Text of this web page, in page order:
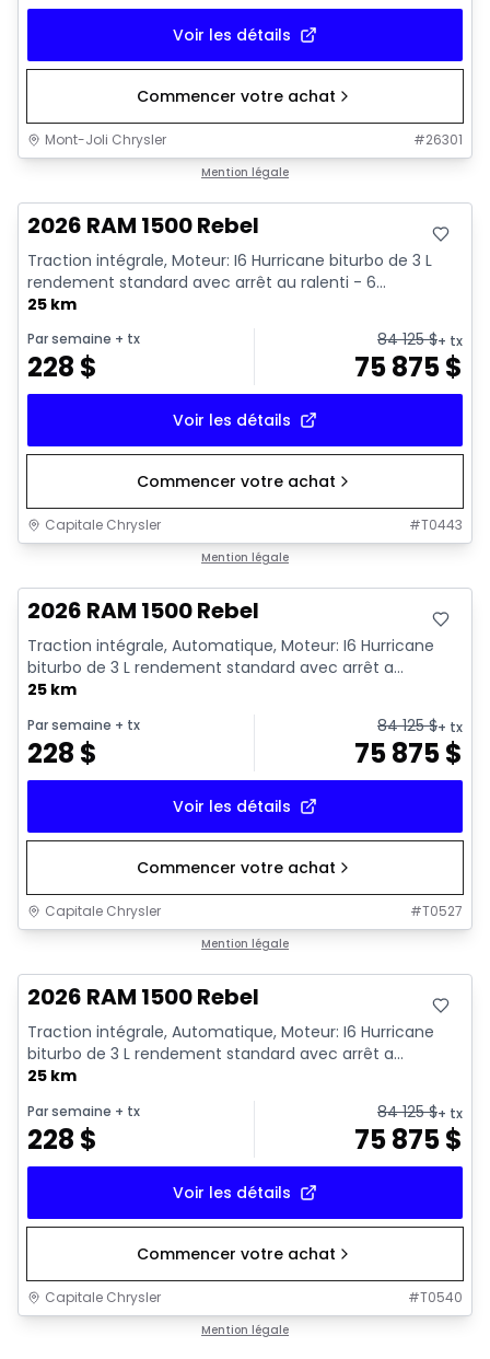
Voir les détails
Commencer votre achat
Mont-Joli Chrysler #26301
Mention légale
2026 RAM 1500 Rebel
Traction intégrale, Moteur: I6 Hurricane biturbo de 3 L
rendement standard avec arrêt au ralenti - 6...
25 km
Par semaine + tx
228 $
84 125$+ tx
75 875$
Voir les détails
Commencer votre achat
Capitale Chrysler #T0443
Mention légale
2026 RAM 1500 Rebel
Traction intégrale, Automatique, Moteur: I6 Hurricane
biturbo de 3 L rendement standard avec arrêt a...
25 km
Par semaine + tx
228 $
84 125$+ tx
75 875$
Voir les détails
Commencer votre achat
Capitale Chrysler #T0527
Mention légale
2026 RAM 1500 Rebel
Traction intégrale, Automatique, Moteur: I6 Hurricane
biturbo de 3 L rendement standard avec arrêt a...
25 km
Par semaine + tx
228 $
84 125$+ tx
75 875$
Voir les détails
Commencer votre achat
Capitale Chrysler #T0540
Mention légale